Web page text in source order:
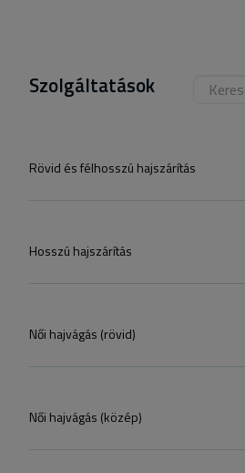
Szolgáltatások
Rövid és félhosszú hajszárítás
Hosszú hajszárítás
Női hajvágás (rövid)
Női hajvágás (közép)